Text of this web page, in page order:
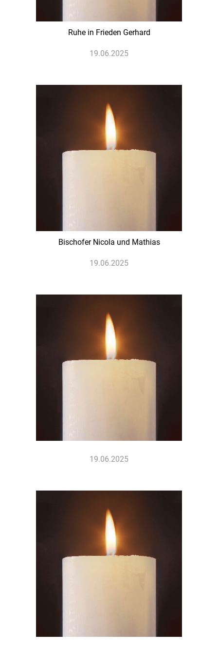
Ruhe in Frieden Gerhard
19.06.2025
Bischofer Nicola und Mathias
19.06.2025
19.06.2025